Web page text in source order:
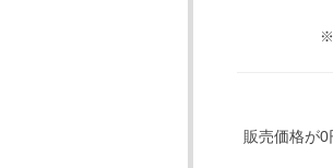
※
販売価格が0